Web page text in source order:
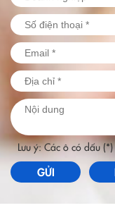
Lưu ý: Các ô có dấu
GỬI